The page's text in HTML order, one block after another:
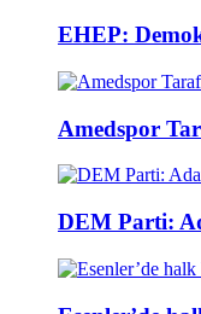
EHEP:
Amedspor
DEM Parti: